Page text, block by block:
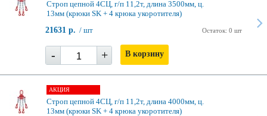
Строп цепной 4СЦ, г/п 11,2т, длина 3500мм, ц.
13мм (крюки SK + 4 крюка укоротителя)
Остаток: 0 шт
21631 р. / шт
- + В корзину
АКЦИЯ
Строп цепной 4СЦ, г/п 11,2т, длина 4000мм, ц.
13мм (крюки SK + 4 крюка укоротителя)